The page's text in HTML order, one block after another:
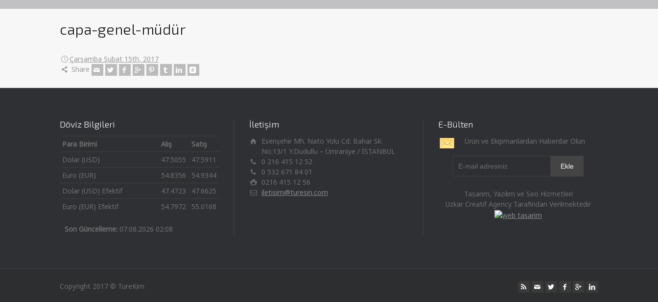
capa-genel-müdür
Çarşamba Şubat 15th, 2017
Share
Döviz Bilgileri
Para Birimi Alış
Satış
Dolar (USD)
47.5055
47.5911
Euro (EUR)
54.8356
54.9344
Dolar (USD) Efektif
47.4723
47.6625
Euro (EUR) Efektif
54.7972 55.0168
Son Güncelleme: 07.08.2026 02:08
İletişim
Esenşehir Mh. Nato Yolu Cd. Bahar Sk.
No:13/1 Y.Dudullu – Ümraniye / İSTANBUL
0 216 415 12 52
0 532 671 84 01
0216 415 12 56
iletisim@turesin.com
E-Bülten
Ürün ve Ekipmanlardan Haberdar Olun
Tasarım, Yazılım ve Seo Hizmetleri
Uzkar Creatif Agency Tarafından Verilmektedir
Copyright 2017 © TureKim